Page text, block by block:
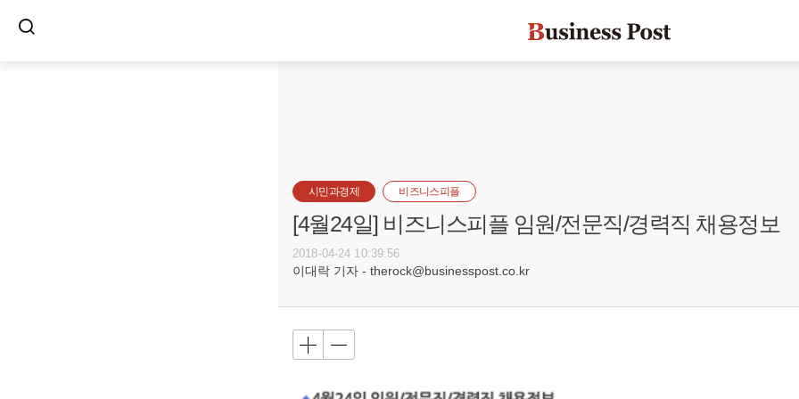
시민과경제 비즈니스피플
[4월24일] 비즈니스피플 임원/전문직/경력직 채용정보
2018-04-24 10:39:56
이대락 기자 - therock@businesspost.co.kr